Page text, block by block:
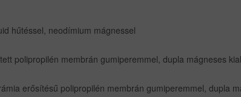
hűtéssel, neodímium mágnessel
polipropilén membrán gumiperemmel, dupla mágneses
erősítésű polipropilén membrán gumiperemmel, dupla